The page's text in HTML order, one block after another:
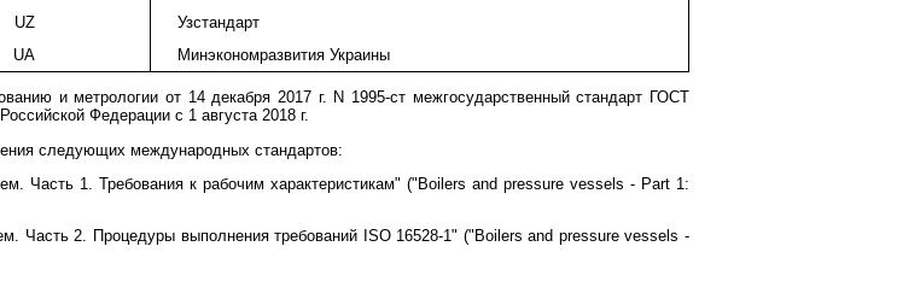
UZ
Узстандарт
UA Минэкономразвития Украины
и метрологии от 14 декабря 2017 г. N 1995-ст межгосударственный стандарт ГОСТ
Федерации с 1 августа 2018 г.
следующих международных стандартов:
Часть 1. Требования к рабочим характеристикам" ("Boilers and pressure vessels - Part 1:
Часть 2. Процедуры выполнения требований ISO 16528-1" ("Boilers and pressure vessels -